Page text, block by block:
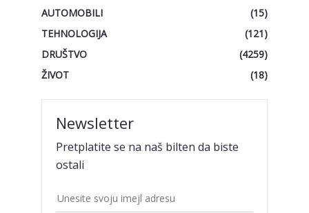
AUTOMOBILI
(15)
TEHNOLOGIJA
(121)
DRUŠTVO
(4259)
ŽIVOT
(18)
Newsletter
Pretplatite se na naš bilten da biste
ostali